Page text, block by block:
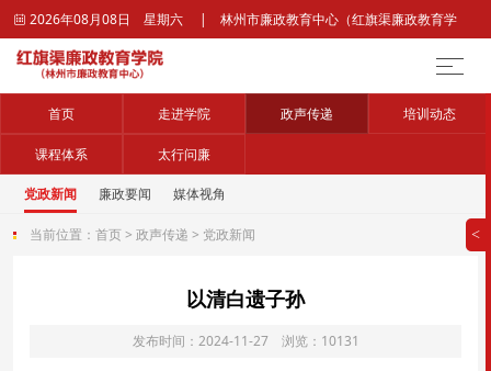
 2026年08月08日 星期六 | 林州市廉政教育中心（红旗渠廉政教育学
院）官网
首页 走进学院 政声传递 培训动态
课程体系 太行问廉
党政新闻 廉政要闻 媒体视角
当前位置： 首页> 政声传递 > 党政新闻
以清白遗子孙
发布时间：2024-11-27 浏览：10131
>